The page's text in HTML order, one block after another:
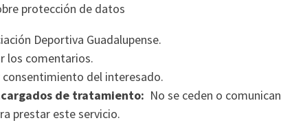
protección de datos
Deportiva Guadalupense.
los comentarios.
consentimiento del interesado.
de tratamiento: No se ceden o comunican
prestar este servicio.